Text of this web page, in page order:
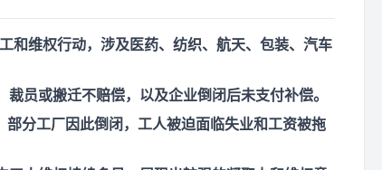
维权行动，涉及医药、纺织、航天、包装、汽车
员或搬迁不赔偿，以及企业倒闭后未支付补偿。
分工厂因此倒闭，工人被迫面临失业和工资被拖